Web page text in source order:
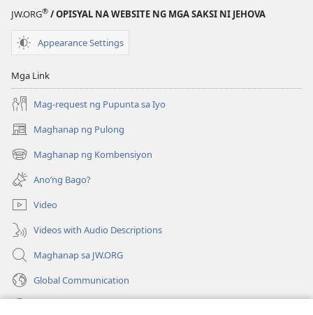
ng
pakinabang"
JW.ORG® / OPISYAL NA WEBSITE NG MGA SAKSI NI JEHOVA
Appearance Settings
Mga Link
Mag-request ng Pupunta sa Iyo
Maghanap ng Pulong
(may
bubukas
na
bagong
window)
Maghanap ng Kombensiyon
(may
bubukas
na
bagong
window)
Ano’ng Bago?
Video
Videos with Audio Descriptions
Maghanap sa JW.ORG
Global Communication